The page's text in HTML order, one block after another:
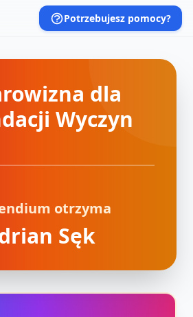
Potrzebujesz pomocy?
dla
Wyczyn
otrzyma
Sęk